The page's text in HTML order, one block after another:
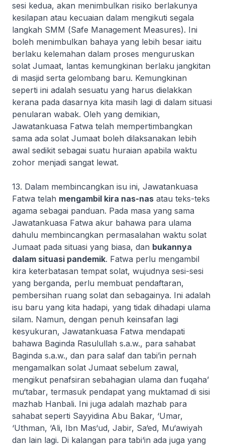
sesi kedua, akan menimbulkan risiko berlakunya
kesilapan atau kecuaian dalam mengikuti segala
langkah SMM (Safe Management Measures). Ini
boleh menimbulkan bahaya yang lebih besar iaitu
berlaku kelemahan dalam proses menguruskan
solat Jumaat, lantas kemungkinan berlaku jangkitan
di masjid serta gelombang baru. Kemungkinan
seperti ini adalah sesuatu yang harus dielakkan
kerana pada dasarnya kita masih lagi di dalam situasi
penularan wabak. Oleh yang demikian,
Jawatankuasa Fatwa telah mempertimbangkan
sama ada solat Jumaat boleh dilaksanakan lebih
awal sedikit sebagai suatu huraian apabila waktu
zohor menjadi sangat lewat.
13. Dalam membincangkan isu ini, Jawatankuasa
Fatwa telah mengambil kira nas-nas atau teks-teks
agama sebagai panduan. Pada masa yang sama
Jawatankuasa Fatwa akur bahawa para ulama
dahulu membincangkan permasalahan waktu solat
Jumaat pada situasi yang biasa, dan bukannya
dalam situasi pandemik. Fatwa perlu mengambil
kira keterbatasan tempat solat, wujudnya sesi-sesi
yang berganda, perlu membuat pendaftaran,
pembersihan ruang solat dan sebagainya. Ini adalah
isu baru yang kita hadapi, yang tidak dihadapi ulama
silam. Namun, dengan penuh keinsafan lagi
kesyukuran, Jawatankuasa Fatwa mendapati
bahawa Baginda Rasulullah s.a.w., para sahabat
Baginda s.a.w., dan para salaf dan tabi’in pernah
mengamalkan solat Jumaat sebelum zawal,
mengikut penafsiran sebahagian ulama dan fuqaha’
mu‘tabar, termasuk pendapat yang muktamad di sisi
mazhab Hanbali. Ini juga adalah mazhab para
sahabat seperti Sayyidina Abu Bakar, ‘Umar,
‘Uthman, ‘Ali, Ibn Mas‘ud, Jabir, Sa‘ed, Mu‘awiyah
dan lain lagi. Di kalangan para tabi‘in ada juga yang